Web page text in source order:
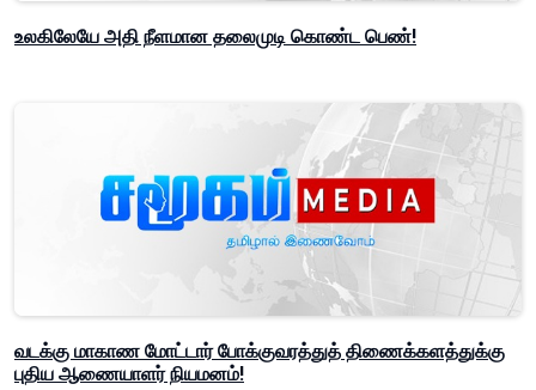
உலகிலேயே அதி நீளமான தலைமுடி கொண்ட பெண்!
வடக்கு மாகாண மோட்டார் போக்குவரத்துத் திணைக்களத்துக்கு
புதிய ஆணையாளர் நியமனம்!